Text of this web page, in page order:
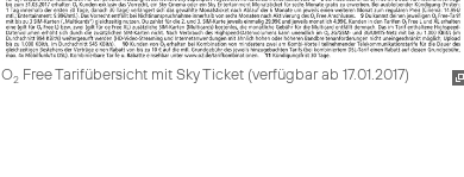
O2Free Tarifübersicht mit Sky Ticket (verfügbar ab 17.01.2017)